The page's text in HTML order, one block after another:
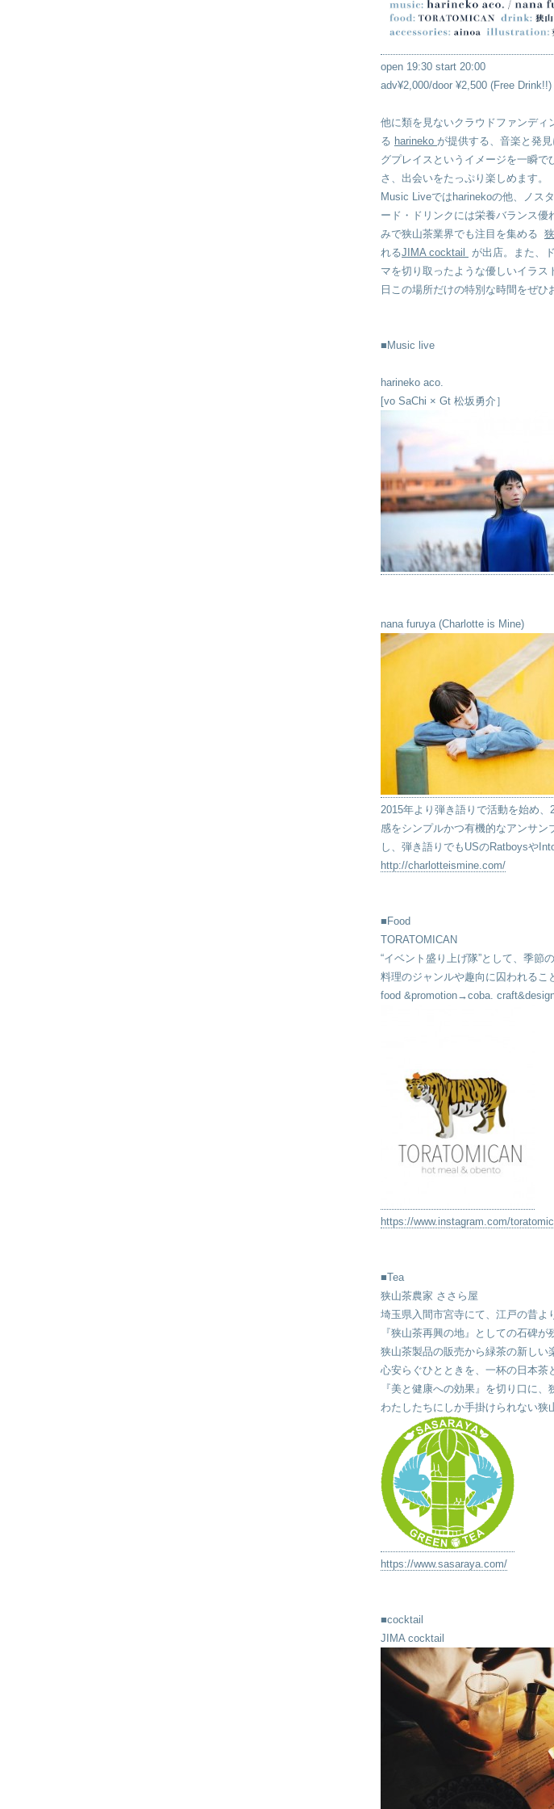
open 19:30 start 20:00
adv¥2,000/door ¥2,500 (Free
他に類を見ないクラウドファンディ
る harineko が提供する、音楽と発
グプレイスというイメージを一瞬
さ、出会いをたっぷり楽しめます。
Music Liveではharinekoの他、ノス
ード・ドリンクには栄養バランス優
みで狭山茶業界でも注目を集める
れるJIMA cocktail が出店。また、
マを切り取ったような優しいイラス
日この場所だけの特別な時間をぜひ
■Music live
harineko aco.
[vo SaChi × Gt 松坂勇介］
nana furuya (Charlotte is Mine)
2015年より弾き語りで活動を始め
感をシンプルかつ有機的なアンサン
し、弾き語りでもUSのRatboysや
http://charlotteismine.com/
■Food
TORATOMICAN
“イベント盛り上げ隊”として、季節
料理のジャンルや趣向に囚われるこ
food &promotion→coba.
https://www.instagram.com/
■Tea
狭山茶農家 ささら屋
埼玉県入間市宮寺にて、江戸の昔よ
『狭山茶再興の地』としての石碑
狭山茶製品の販売から緑茶の新しい
心安らぐひとときを、一杯の日本茶
『美と健康への効果』を切り口に
わたしたちにしか手掛けられない狭
https://www.sasaraya.com/
■cocktail
JIMA cocktail